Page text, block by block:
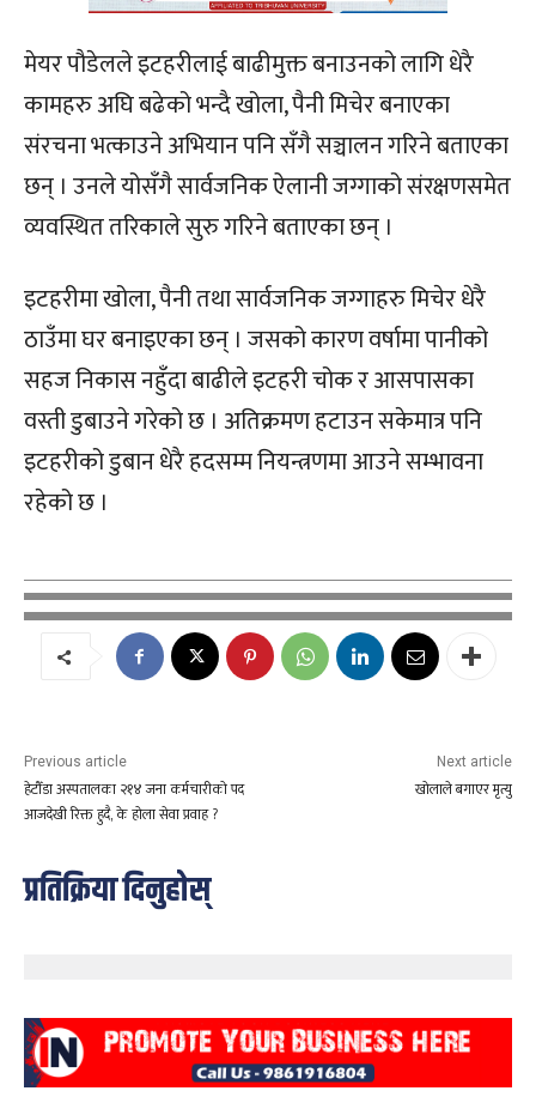
मेयर पौडेलले इटहरीलाई बाढीमुक्त बनाउनको लागि धेरै
कामहरु अघि बढेको भन्दै खोला, पैनी मिचेर बनाएका
संरचना भत्काउने अभियान पनि सँगै सञ्चालन गरिने बताएका
छन् । उनले योसँगै सार्वजनिक ऐलानी जग्गाको संरक्षणसमेत
व्यवस्थित तरिकाले सुरु गरिने बताएका छन् ।
इटहरीमा खोला, पैनी तथा सार्वजनिक जग्गाहरु मिचेर धेरै
ठाउँमा घर बनाइएका छन् । जसको कारण वर्षामा पानीको
सहज निकास नहुँदा बाढीले इटहरी चोक र आसपासका
वस्ती डुबाउने गरेको छ । अतिक्रमण हटाउन सकेमात्र पनि
इटहरीको डुबान धेरै हदसम्म नियन्त्रणमा आउने सम्भावना
रहेको छ ।
Previous article
हेटौँडा अस्पतालका २१४ जना कर्मचारीको पद
आजदेखी रिक्त हुदै, के होला सेवा प्रवाह ?
Next article
खोलाले बगाएर मृत्यु
प्रतिक्रिया दिनुहोस्